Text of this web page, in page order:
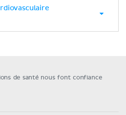
de santé nous font confiance